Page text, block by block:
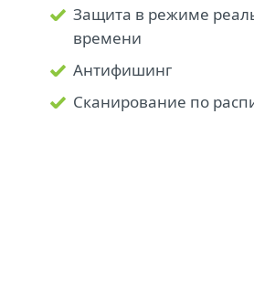
Защита в режиме
времени
Антифишинг
Сканирование по